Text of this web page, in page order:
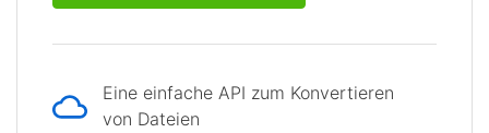
Eine einfache API zum Konvertieren
von Dateien